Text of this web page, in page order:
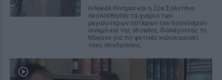
Η Νικόλ Κίντμαν και η Ζόε Σαλντάνα
ακολούθησαν τα χνάρια των
μεγαλύτερων αστέρων του παγκόσμιου
σινεμά και της showbiz, διαλέγοντας τη
Μύκονο για τις φετινές καλοκαιρινές
τους αποδράσεις.